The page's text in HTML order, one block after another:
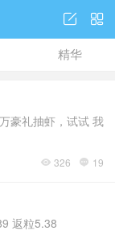


精华
豪礼抽虾，试试 我
 326  19
返粒5.38